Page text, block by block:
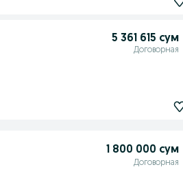
5 361 615 сум
Договорная
1 800 000 сум
Договорная